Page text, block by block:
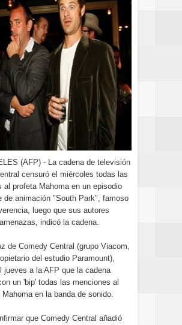
(AFP) - La cadena de televisión
censuró el miércoles todas las
al profeta Mahoma en un episodio
de animación "South Park", famoso
luego que sus autores
indicó la cadena.
de Comedy Central (grupo Viacom,
del estudio Paramount),
jueves a la AFP que la cadena
un 'bip' todas las menciones al
Mahoma en la banda de sonido.
que Comedy Central añadió